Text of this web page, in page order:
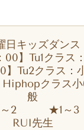
日キッズダンス
00】Tu1クラス
】Tu2クラス：
Hiphopクラス
般
～2 ★1～3
RUI先生